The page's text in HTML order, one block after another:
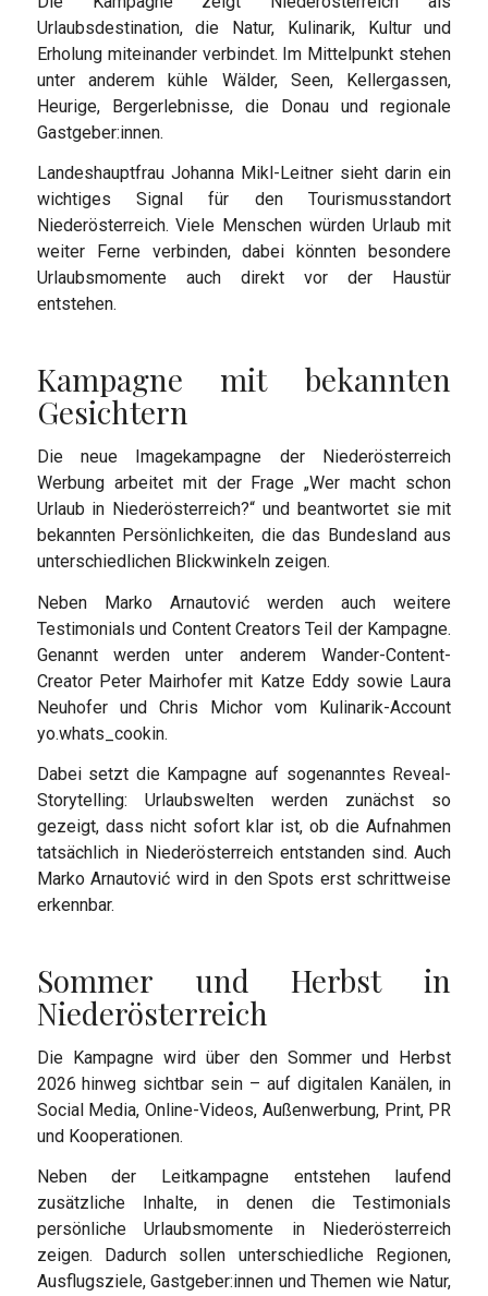
Urlaubsdestination, die Natur, Kulinarik, Kultur und
Erholung miteinander verbindet. Im Mittelpunkt stehen
unter anderem kühle Wälder, Seen, Kellergassen,
Heurige, Bergerlebnisse, die Donau und regionale
Gastgeber:innen.
Landeshauptfrau Johanna Mikl-Leitner sieht darin ein
wichtiges Signal für den Tourismusstandort
Niederösterreich. Viele Menschen würden Urlaub mit
weiter Ferne verbinden, dabei könnten besondere
Urlaubsmomente auch direkt vor der Haustür
entstehen.
Kampagne mit bekannten
Gesichtern
Die neue Imagekampagne der Niederösterreich
Werbung arbeitet mit der Frage „Wer macht schon
Urlaub in Niederösterreich?“ und beantwortet sie mit
bekannten Persönlichkeiten, die das Bundesland aus
unterschiedlichen Blickwinkeln zeigen.
Neben Marko Arnautović werden auch weitere
Testimonials und Content Creators Teil der Kampagne.
Genannt werden unter anderem Wander-Content-
Creator Peter Mairhofer mit Katze Eddy sowie Laura
Neuhofer und Chris Michor vom Kulinarik-Account
yo.whats_cookin.
Dabei setzt die Kampagne auf sogenanntes Reveal-
Storytelling: Urlaubswelten werden zunächst so
gezeigt, dass nicht sofort klar ist, ob die Aufnahmen
tatsächlich in Niederösterreich entstanden sind. Auch
Marko Arnautović wird in den Spots erst schrittweise
erkennbar.
Sommer und Herbst in
Niederösterreich
Die Kampagne wird über den Sommer und Herbst
2026 hinweg sichtbar sein – auf digitalen Kanälen, in
Social Media, Online-Videos, Außenwerbung, Print, PR
und Kooperationen.
Neben der Leitkampagne entstehen laufend
zusätzliche Inhalte, in denen die Testimonials
persönliche Urlaubsmomente in Niederösterreich
zeigen. Dadurch sollen unterschiedliche Regionen,
Ausflugsziele, Gastgeber:innen und Themen wie Natur,